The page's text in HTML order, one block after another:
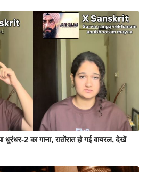
2 का गाना, रातोंरात हो गई वायरल, देखें